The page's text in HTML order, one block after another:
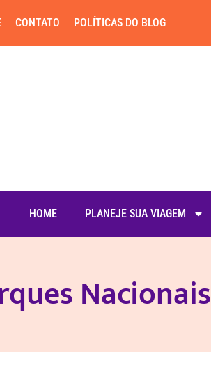
CONTATO POLÍTICAS DO BLOG
HOME PLANEJE SUA VIAGEM
Nacionais